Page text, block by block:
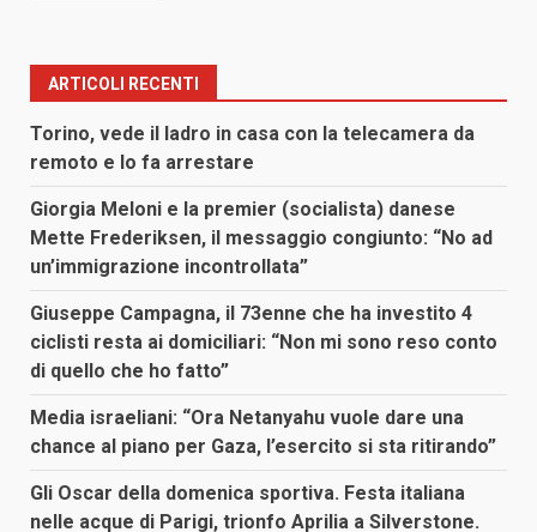
ARTICOLI RECENTI
Torino, vede il ladro in casa con la telecamera da
remoto e lo fa arrestare
Giorgia Meloni e la premier (socialista) danese
Mette Frederiksen, il messaggio congiunto: “No ad
un’immigrazione incontrollata”
Giuseppe Campagna, il 73enne che ha investito 4
ciclisti resta ai domiciliari: “Non mi sono reso conto
di quello che ho fatto”
Media israeliani: “Ora Netanyahu vuole dare una
chance al piano per Gaza, l’esercito si sta ritirando”
Gli Oscar della domenica sportiva. Festa italiana
nelle acque di Parigi, trionfo Aprilia a Silverstone.